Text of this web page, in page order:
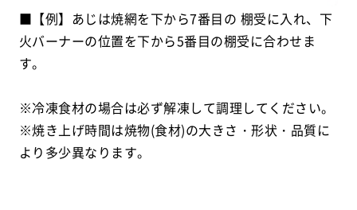
■【例】あじは焼網を下から7番目の 棚受に入れ、下
火バーナーの位置を下から5番目の棚受に合わせま
す。
※冷凍食材の場合は必ず解凍して調理してください。
※焼き上げ時間は焼物(食材)の大きさ・形状・品質に
より多少異なります。